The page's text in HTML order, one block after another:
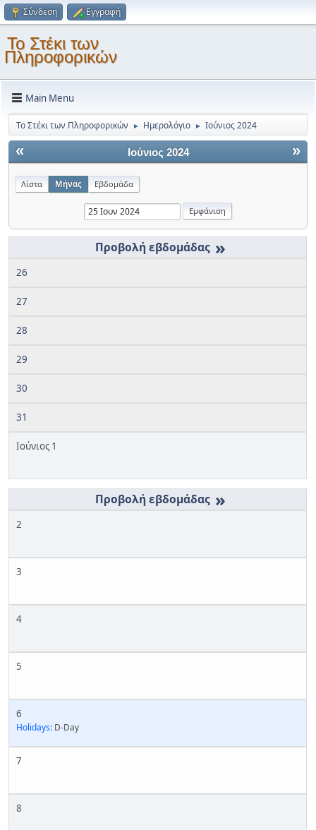
Σύνδεση Εγγραφή
Το Στέκι των
Πληροφορικών
Main Menu
Το Στέκι των Πληροφορικών ► Ημερολόγιο ► Ιούνιος 2024
« »
Ιούνιος 2024
Λίστα Μήνας Εβδομάδα
»
26
27
28
29
30
31
Ιούνιος 1
»
2
3
4
5
6
Holidays: D-Day
7
8